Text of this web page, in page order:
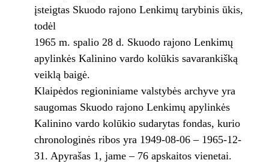
įsteigtas Skuodo rajono Lenkimų tarybinis ūkis,
todėl
1965 m. spalio 28 d. Skuodo rajono Lenkimų
apylinkės Kalinino vardo kolūkis savarankišką
veiklą baigė.
Klaipėdos regioniniame valstybės archyve yra
saugomas Skuodo rajono Lenkimų apylinkės
Kalinino vardo kolūkio sudarytas fondas, kurio
chronologinės ribos yra 1949-08-06 – 1965-12-
31. Apyrašas 1, jame – 76 apskaitos vienetai.